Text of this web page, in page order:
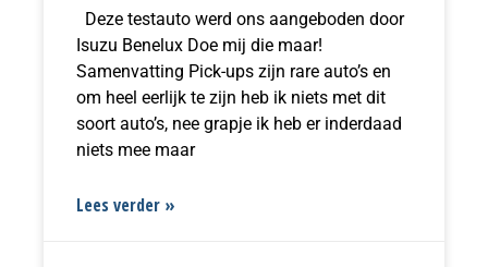
Deze testauto werd ons aangeboden door
Isuzu Benelux Doe mij die maar!
Samenvatting Pick-ups zijn rare auto’s en
om heel eerlijk te zijn heb ik niets met dit
soort auto’s, nee grapje ik heb er inderdaad
niets mee maar
Lees verder »